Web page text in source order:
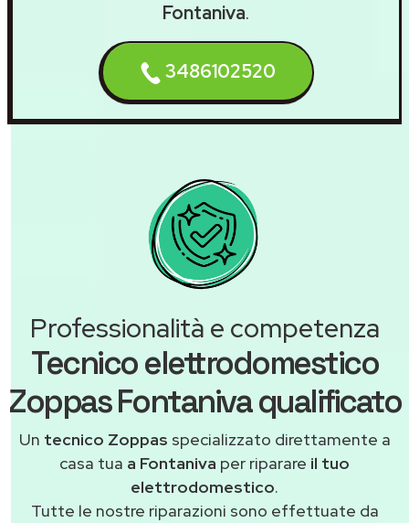
Fontaniva.
3486102520
Professionalità e competenza
Tecnico elettrodomestico
Zoppas Fontaniva qualificato
Un tecnico Zoppas specializzato direttamente a
casa tua a Fontaniva per riparare il tuo
elettrodomestico.
Tutte le nostre riparazioni sono effettuate da